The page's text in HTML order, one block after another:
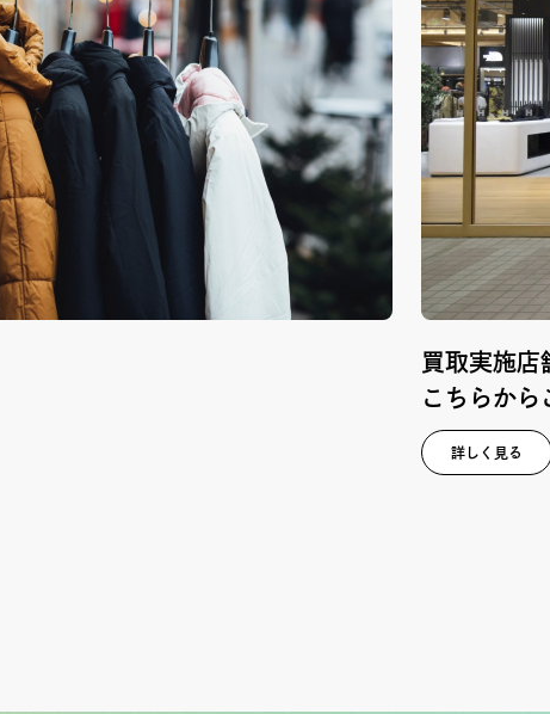
買取実施店
こちらから
詳しく見る